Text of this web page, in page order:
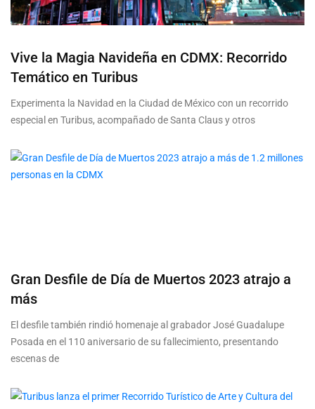
Vive la Magia Navideña en CDMX: Recorrido
Temático en Turibus
Experimenta la Navidad en la Ciudad de México con un recorrido
especial en Turibus, acompañado de Santa Claus y otros
Gran Desfile de Día de Muertos 2023 atrajo a
más
El desfile también rindió homenaje al grabador José Guadalupe
Posada en el 110 aniversario de su fallecimiento, presentando
escenas de